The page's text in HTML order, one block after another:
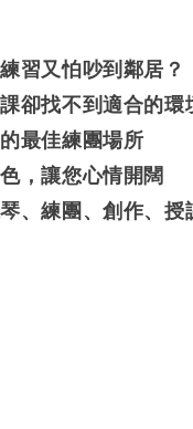
習又怕吵到鄰居
卻找不到適合的環
最佳練團場所
，讓您心情開闊
、練團、創作、授